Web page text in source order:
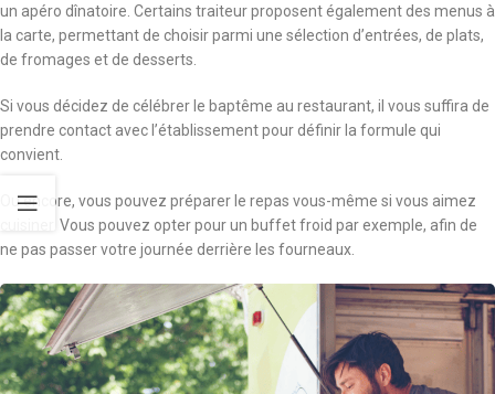
un apéro dînatoire. Certains traiteur proposent également des menus à
la carte, permettant de choisir parmi une sélection d’entrées, de plats,
de fromages et de desserts.
Si vous décidez de célébrer le baptême au restaurant, il vous suffira de
prendre contact avec l’établissement pour définir la formule qui
convient.
Ou encore, vous pouvez préparer le repas vous-même si vous aimez
cuisiner. Vous pouvez opter pour un buffet froid par exemple, afin de
ne pas passer votre journée derrière les fourneaux.